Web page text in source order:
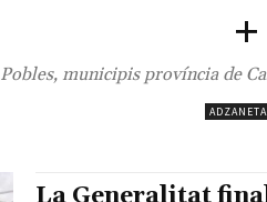
Pobles, municipis província de
ADZANETA